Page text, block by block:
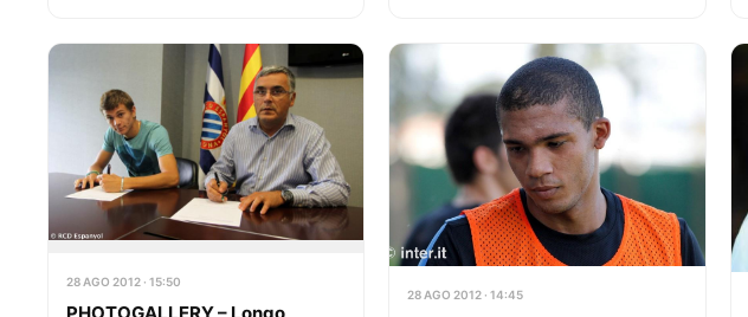
28 AGO 2012 · 15:50
28 AGO 2012 · 14:45